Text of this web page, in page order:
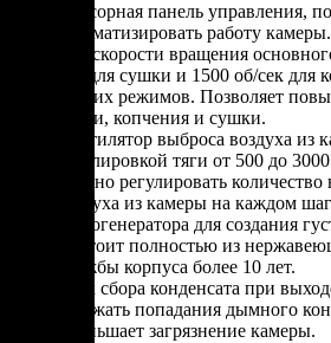
Сенсорная панель управления,
автоматизировать работу камеры.
Две скорости вращения
сек для сушки и 1500 об/сек для
других режимов. Позволяет
варки, копчения и сушки.
Вентилятор выброса воздуха из
регулировкой тяги от 500 до
плавно регулировать
воздуха из камеры на каждом
дымогенератора для создания
Состоит полностью из
службы корпуса более 10 лет.
Блок сбора конденсата при
избежать попадания дымного
уменьшает загрязнение камеры.